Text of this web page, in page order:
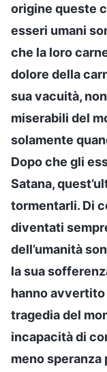
origine queste
esseri umani
che la loro
dolore della
sua vacuità,
miserabili del
solamente
Dopo che gli
Satana,
tormentarli. Di
diventati
dell’umanità
la sua
hanno
tragedia del
incapacità di
meno speranza